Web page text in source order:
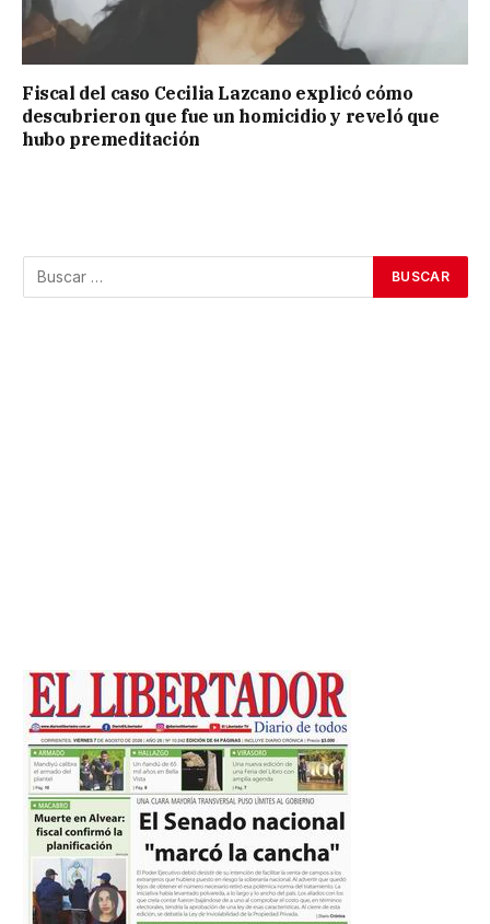
Fiscal del caso Cecilia Lazcano explicó cómo
descubrieron que fue un homicidio y reveló que
hubo premeditación